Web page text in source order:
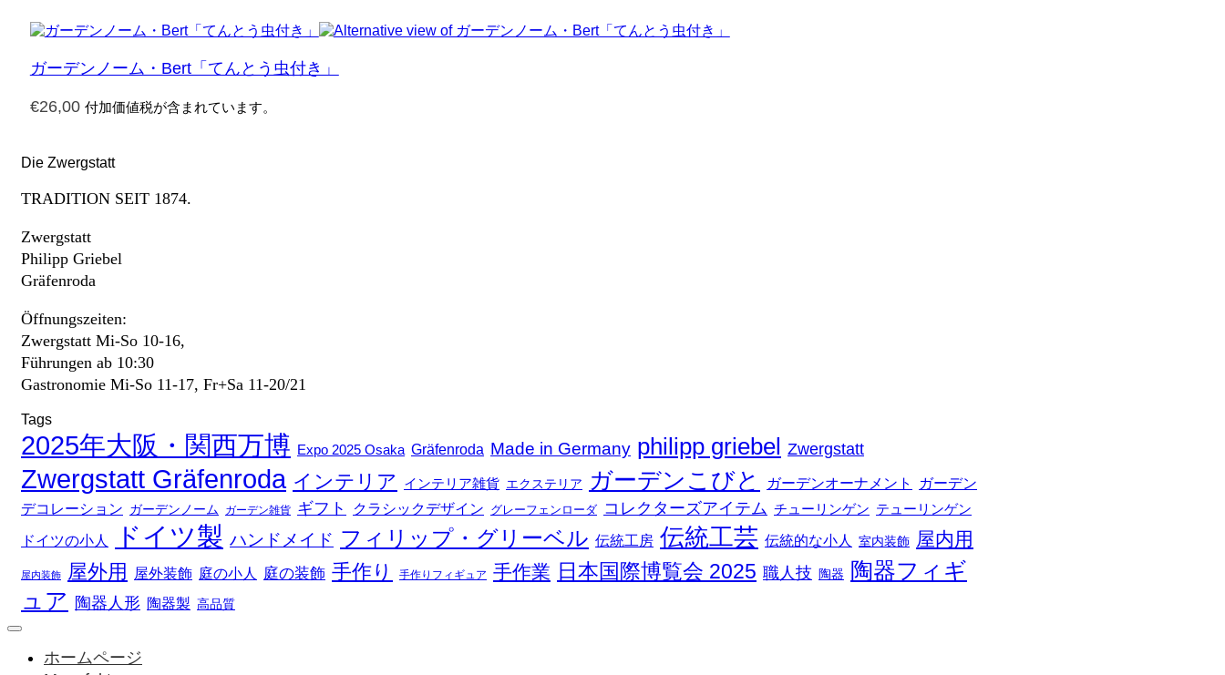
ガーデンノーム・Bert「てんとう虫付き」
€26,00 付加価値税が含まれています。
Die Zwergstatt
TRADITION SEIT 1874.
Zwergstatt
Philipp Griebel
Gräfenroda
Öffnungszeiten:
Zwergstatt Mi-So 10-16,
Führungen ab 10:30
Gastronomie Mi-So 11-17, Fr+Sa 11-20/21
Tags
2025年大阪・関西万博 Expo 2025 Osaka Gräfenroda Made in Germany philipp griebel Zwergstatt
Zwergstatt Gräfenroda インテリア インテリア雑貨 エクステリア ガーデンこびと ガーデンオーナメント
ガーデン
デコレーション ガーデンノーム ガーデン雑貨 ギフト クラシックデザイン グレーフェンローダ コレクターズアイテム チューリンゲン テューリンゲン
ドイツの小人 ドイツ製 ハンドメイド フィリップ・グリーベル 伝統工房 伝統工芸 伝統的な小人 室内装飾 屋内用
屋内装飾 屋外用 屋外装飾 庭の小人 庭の装飾 手作り 手作りフィギュア 手作業 日本国際博覧会 2025 職人技 陶器
陶器フィギ
ュア 陶器人形 陶器製 高品質
ホームページ